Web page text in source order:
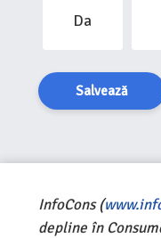
Da
Salvează
InfoCons (
depline în